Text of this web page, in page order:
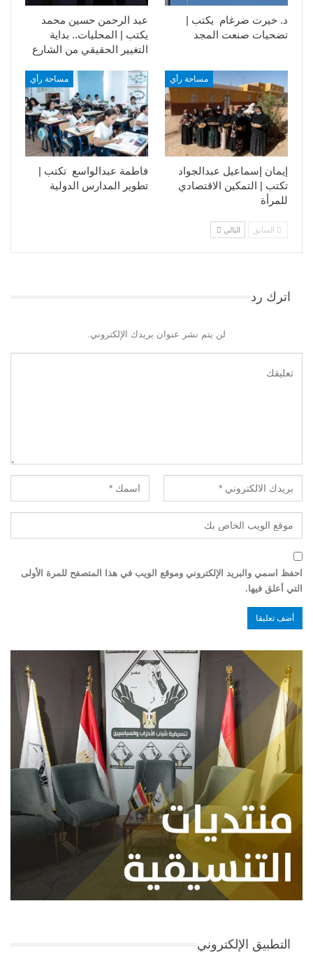
عبد الرحمن حسين محمد
يكتب | المحليات.. بداية
التغيير الحقيقي من الشارع
د. خيرت ضرغام يكتب |
تضحيات صنعت المجد
مساحة رأي
فاطمة عبدالواسع تكتب |
تطوير المدارس الدولية
مساحة رأي
إيمان إسماعيل عبدالجواد
تكتب | التمكين الاقتصادي
للمرأة
السابق التالي
اترك رد
لن يتم نشر عنوان بريدك الإلكتروني.
احفظ اسمي والبريد الإلكتروني وموقع الويب في هذا المتصفح للمرة الأولى
التي أعلق فيها.
التطبيق الإلكتروني